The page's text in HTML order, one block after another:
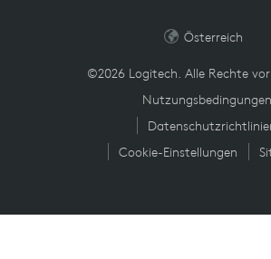
©2026 Logitech. Alle Rechte
Nutzungsbedingungen
Cookie-Einstellungen
Österreich